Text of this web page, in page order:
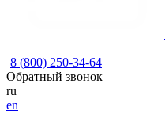
8 (800) 250-34-64
Обратный звонок
ru
en